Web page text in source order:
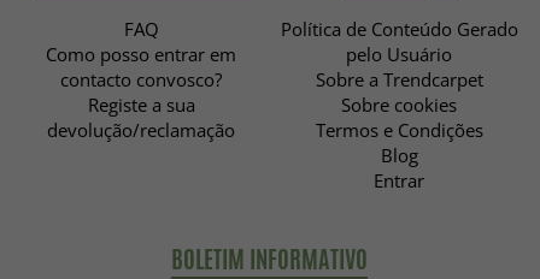
FAQ
Como posso entrar em
contacto convosco?
Registe a sua
devolução/reclamação
Política de Conteúdo Gerado
pelo Usuário
Sobre a Trendcarpet
Sobre cookies
Termos e Condições
Blog
Entrar
BOLETIM INFORMATIVO